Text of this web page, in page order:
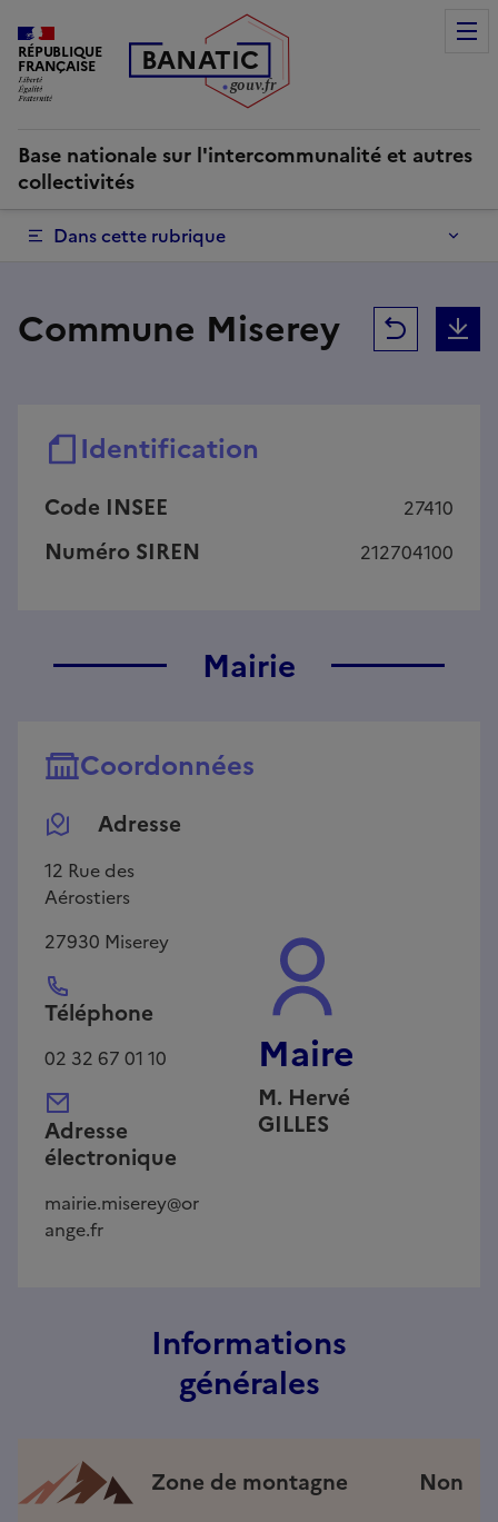
RÉPUBLIQUE
FRANÇAISE BANATIC
gouv.fr
Base nationale sur l'intercommunalité et autres
collectivités
Dans cette rubrique
Commune Miserey Retour
Identification
Code INSEE 27410
Numéro SIREN 212704100
Mairie
Coordonnées
Adresse
12 Rue des
Aérostiers
27930 Miserey
Téléphone
02 32 67 01 10
Adresse
électronique
mairie.miserey@or
ange.fr
Maire
M. Hervé
GILLES
Informations
générales
Zone de montagne Non
Commune Miserey | Base nationale sur